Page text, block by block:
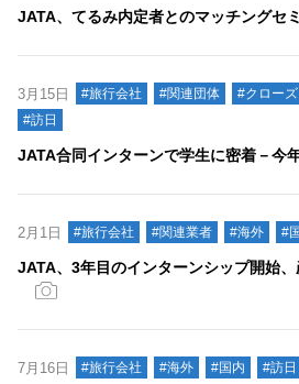
JATA、てるみ内定者とのマッチングセ
3月15日 #旅行会社 #関連団体 #クロー
#訪日
JATA合同インターンで学生に密着－今
2月1日 #旅行会社 #関連業者 #海外 #
JATA、3年目のインターンシップ開始
7月16日 #旅行会社 #海外 #国内 #訪日